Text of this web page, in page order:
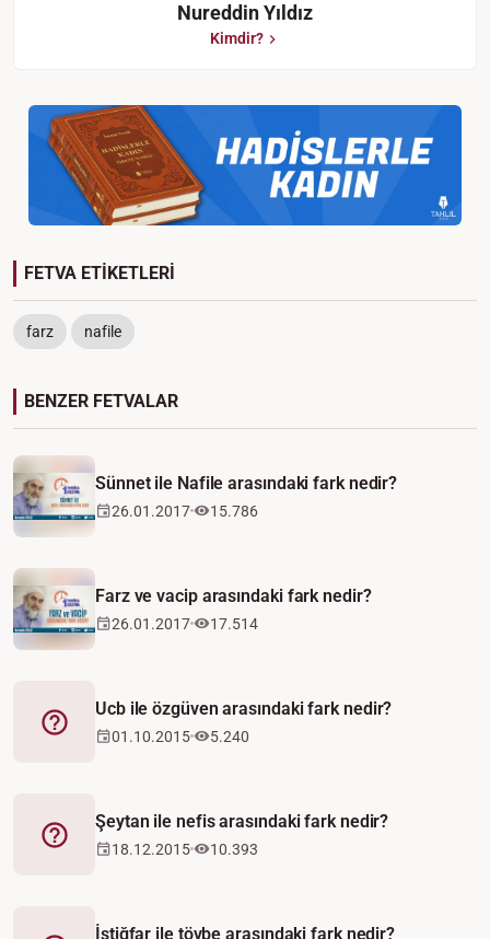
Nureddin Yıldız
Kimdir?
FETVA ETİKETLERİ
farz nafile
BENZER FETVALAR
Sünnet ile Nafile arasındaki fark nedir?
26.01.2017 15.786
Farz ve vacip arasındaki fark nedir?
26.01.2017 17.514
Fetva
Ucb ile özgüven arasındaki fark nedir?
01.10.2015 5.240
Fetva
Şeytan ile nefis arasındaki fark nedir?
18.12.2015 10.393
İstiğfar ile tövbe arasındaki fark nedir?